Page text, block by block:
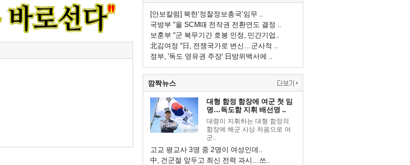
[안보칼럼] 북한‘정찰정보총국’임무 ..
국방부 "올 SCM때 전작권 전환연도 결정 ..
보훈부 "군 복무기간 호봉 인정, 민간기업..
北김여정 "日, 전쟁국가로 변신…군사적 ..
정부, '독도 영유권 주장' 日방위백서에 ..
깜짝뉴스
대형 함정 함장에 여군 첫 임
명…독도함 지휘 배선영 ..
대령이 지휘하는 대형 함정의
함장에 해군 사상 처음으로 여
군..
고교 평교사 3명 중 2명이 여성인데..
中, 건군절 앞두고 최신 전력 과시…쓰..